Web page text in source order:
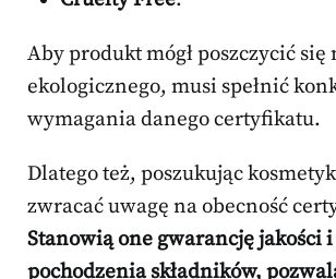
Aby produkt mógł poszczycić
ekologicznego, musi spełnić
wymagania danego certyfikatu.
Dlatego też, poszukując
zwracać uwagę na obecność
Stanowią one gwarancję jakości
pochodzenia składników,